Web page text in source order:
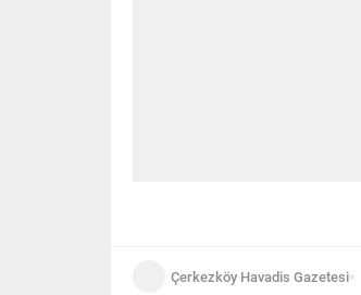
Çerkezköy Havadis Gazetesi